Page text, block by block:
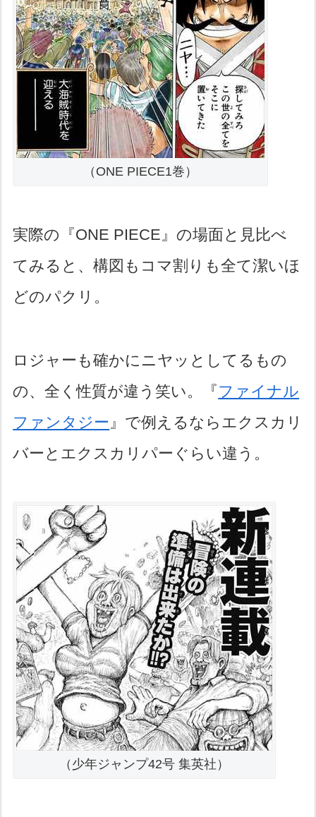
（ONE PIECE1巻）
実際の『ONE PIECE』の場面と見比べ
てみると、構図もコマ割りも全て潔いほ
どのパクリ。
ロジャーも確かにニヤッとしてるもの
の、全く性質が違う笑い。『ファイナル
ファンタジー 』で例えるならエクスカリ
バーとエクスカリパーぐらい違う。
（少年ジャンプ42号 集英社）